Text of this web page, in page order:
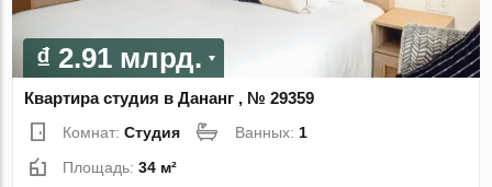
₫ 2.91 млрд.
Квартира студия в Дананг , № 29359
Комнат:Студия Ванных: 1
Площадь:34 м²